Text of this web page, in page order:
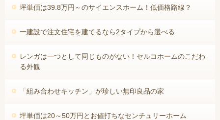
坪単価は39.8万円～のサイエンスホーム！低価格路線？
一建設で注文住宅を建てるなら2タイプから選べる
レンガは一つとして同じものがない！セルコホームのこだわ
る外観
「組み合わせキッチン」が珍しい無印良品の家
坪単価は20～50万円とお値打ちなセンチュリーホーム